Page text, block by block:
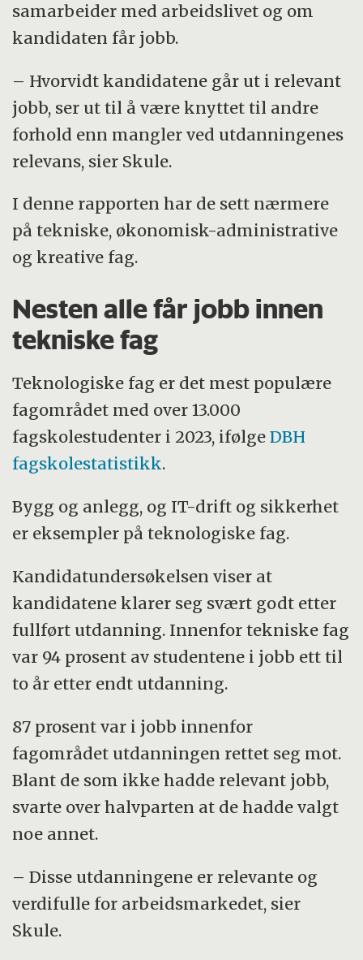
samarbeider med arbeidslivet og om
kandidaten får jobb.
– Hvorvidt kandidatene går ut i relevant
jobb, ser ut til å være knyttet til andre
forhold enn mangler ved utdanningenes
relevans, sier Skule.
I denne rapporten har de sett nærmere
på tekniske, økonomisk-administrative
og kreative fag.
Nesten alle får jobb innen
tekniske fag
Teknologiske fag er det mest populære
fagområdet med over 13.000
fagskolestudenter i 2023, ifølgeDBH
fagskolestatistikk.
Bygg og anlegg, og IT-drift og sikkerhet
er eksempler på teknologiske fag.
Kandidatundersøkelsen viser at
kandidatene klarer seg svært godt etter
fullført utdanning. Innenfor tekniske fag
var 94 prosent av studentene i jobb ett til
to år etter endt utdanning.
87 prosent var i jobb innenfor
fagområdet utdanningen rettet seg mot.
Blant de som ikke hadde relevant jobb,
svarte over halvparten at de hadde valgt
noe annet.
– Disse utdanningene er relevante og
verdifulle for arbeidsmarkedet, sier
Skule.